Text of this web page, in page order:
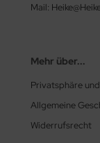
Mail:
Mehr über...
Privatsphäre
Allgemeine
Widerrufsrecht